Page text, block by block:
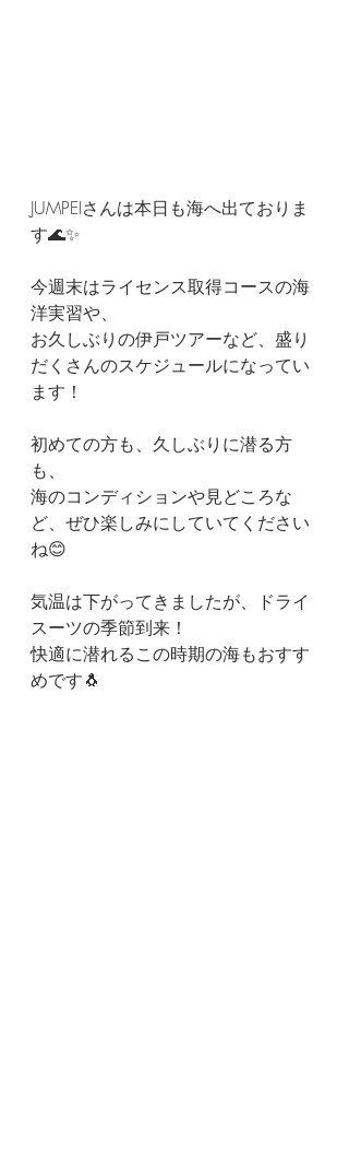
JUMPEIさんは本日も海へ出ておりま
す🌊✨
今週末はライセンス取得コースの海
洋実習や、
お久しぶりの伊戸ツアーなど、盛り
だくさんのスケジュールになってい
ます！
初めての方も、久しぶりに潜る方
も、
海のコンディションや見どころな
ど、ぜひ楽しみにしていてください
ね😊
気温は下がってきましたが、ドライ
スーツの季節到来！
快適に潜れるこの時期の海もおすす
めです🐧